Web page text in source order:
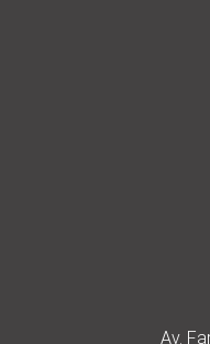
Av.